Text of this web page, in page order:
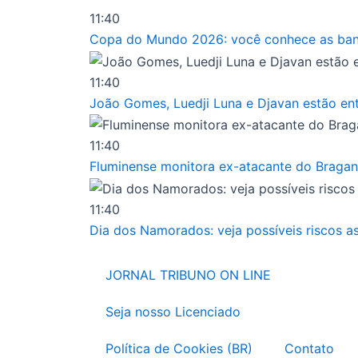
11:40
Copa do Mundo 2026: você conhece as
11:40
João Gomes, Luedji Luna e Djavan estão
11:40
Fluminense monitora ex-atacante do
11:40
Dia dos Namorados: veja possíveis riscos
JORNAL TRIBUNO ON LINE
Seja nosso Licenciado
Política de Cookies (BR) Contato